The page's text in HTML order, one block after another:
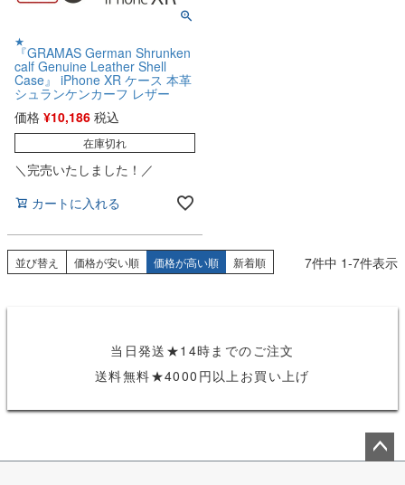
★
『GRAMAS German Shrunken
calf Genuine Leather Shell
Case』 iPhone XR ケース 本革
シュランケンカーフ レザー
価格 ¥10,186 税込
在庫切れ
＼完売いたしました！／
カートに入れる
並び替え 価格が安い順 価格が高い順 新着順 7件中 1-7件表示
当日発送★14時までのご注文
送料無料★4000円以上お買い上げ